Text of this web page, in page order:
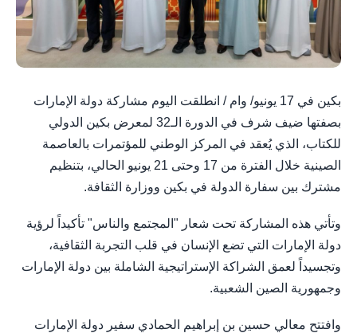
بكين في 17 يونيو/ وام / انطلقت اليوم مشاركة دولة الإمارات
بصفتها ضيف شرف في الدورة الـ32 لمعرض بكين الدولي
للكتاب، الذي يُعقد في المركز الوطني للمؤتمرات بالعاصمة
الصينية خلال الفترة من 17 وحتى 21 يونيو الحالي، بتنظيم
مشترك بين سفارة الدولة في بكين ووزارة الثقافة.
وتأتي هذه المشاركة تحت شعار "المجتمع والناس" تأكيداً لرؤية
دولة الإمارات التي تضع الإنسان في قلب التجربة الثقافية،
وتجسيداً لعمق الشراكة الإستراتيجية الشاملة بين دولة الإمارات
وجمهورية الصين الشعبية.
وافتتح معالي حسين بن إبراهيم الحمادي سفير دولة الإمارات